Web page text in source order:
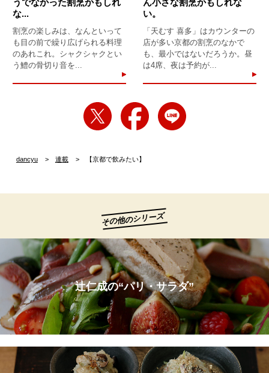
うでなかった割烹かもしれ
な...
割烹の楽しみは、なんといって
も目の前で繰り広げられる料理
のあれこれ。シャクシャクとい
う鱧の骨切り音を...
ん小さな割烹かもしれな
い。
「天むす 喜多」はカウンターの
店が多い京都の割烹のなかで
も、最小ではないだろうか。昼
は4席、夜は予約が...
dancyu 連載 【京都で飲みたい】
その他のシリーズ
辻仁成の“パリ・サラダ”